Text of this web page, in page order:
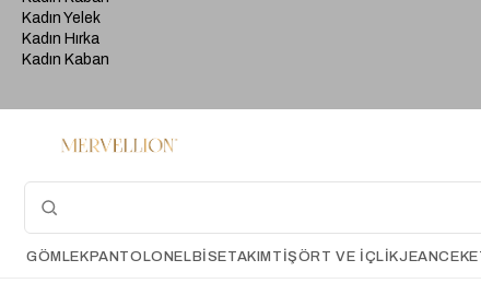
Kadın Yelek
Kadın Hırka
Kadın Kaban
GÖMLEK PANTOLON ELBİSETAKIM TIŞÖRT VE İÇLIKJEAN